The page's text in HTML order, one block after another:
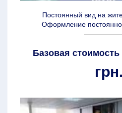
Постоянный вид на
Оформление
Базовая стоимость
грн.